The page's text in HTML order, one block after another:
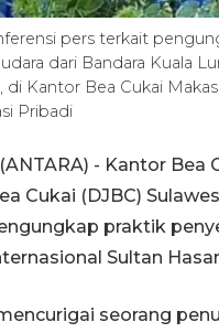
pers terkait
dari Bandara Kuala
di Kantor Bea Cukai
Pribadi
- Kantor
Cukai (DJBC)
praktik
Sultan
seorang